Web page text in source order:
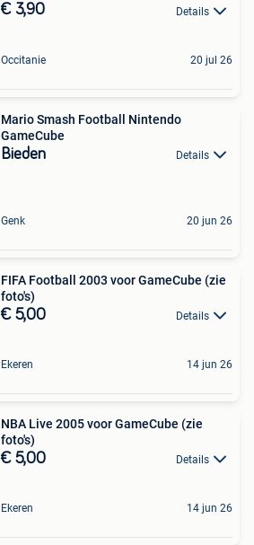
€ 3,90 Details
Occitanie 20 jul 26
Mario Smash Football Nintendo
GameCube
Bieden Details
Genk 20 jun 26
FIFA Football 2003 voor GameCube (zie
foto's)
€ 5,00 Details
Ekeren 14 jun 26
NBA Live 2005 voor GameCube (zie
foto's)
€ 5,00 Details
Ekeren 14 jun 26